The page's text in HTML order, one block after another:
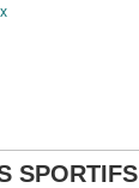
SPORTIFS